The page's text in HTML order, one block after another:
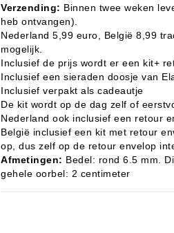
Verzending: Binnen twee weken
heb ontvangen).
Nederland 5,99 euro, België 8,99
mogelijk.
Inclusief de prijs wordt er een kit+
Inclusief een sieraden doosje van
Inclusief verpakt als cadeautje
De kit wordt op de dag zelf of
Nederland ook inclusief een retour
België inclusief een kit met retour
op, dus zelf op de retour envelop
Afmetingen: Bedel: rond 6.5 mm.
gehele oorbel: 2 centimeter